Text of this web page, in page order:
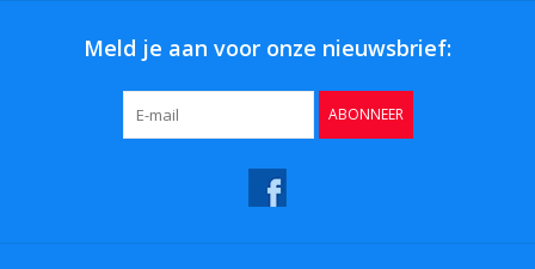
Meld je aan voor onze nieuwsbrief:
ABONNEER